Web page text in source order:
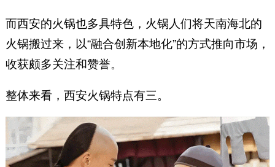
而西安的火锅也多具特色，火锅人们将天南海北的
火锅搬过来，以“融合创新本地化”的方式推向市场，
收获颇多关注和赞誉。
整体来看，西安火锅特点有三。